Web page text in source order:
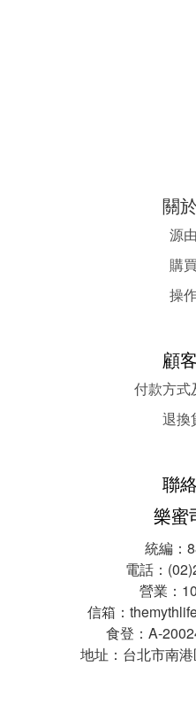
關
源
購
操
顧
付款方式
退換
聯
樂蜜
統編：
電話：
營業：
信箱：
食登：A-
地址：台北市南